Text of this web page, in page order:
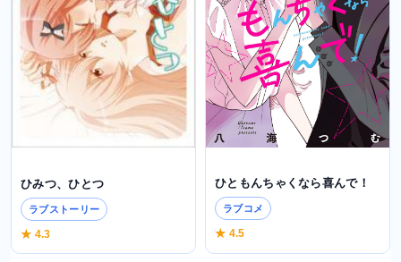
ひみつ、ひとつ
ラブストーリー
★ 4.3
ひともんちゃくなら喜んで！
ラブコメ
★ 4.5